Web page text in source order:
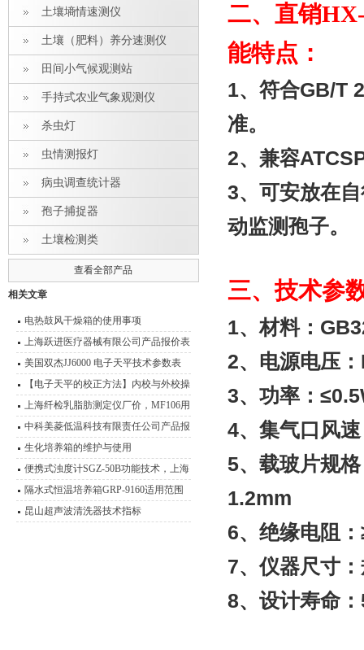
土壤墒情速测仪
土壤（肥料）养分速测仪
田间小气候观测站
手持式农业气象观测仪
杀虫灯
虫情测报灯
病虫调查统计器
孢子捕捉器
土壤检测类
查看全部产品
相关文章
电热鼓风干燥箱的使用事项
上海跃进医疗器械有限公司产品报价表
美国双杰JJ6000 电子天平技术参数表
分析天平
【电子天平的校正方法】内校与外校操
作流程介绍
上海纤检乳脂肪测定仪厂价，MF106用
途说明书
中科美菱低温科技有限责任公司产品报
价表（2011年）
生化培养箱的维护与使用
便携式浊度计SGZ-50B功能技术，上海
悦丰浊度仪应用范围
隔水式恒温培养箱GRP-9160适用范围
昆山超声波清洗器技术指标
二、 直销
能特点：
1、符合GB/T
准。
2、兼容
3、可安放在
动监测孢子。
三、技术参
1、材料：
2、电源电压
3、功率：
4、集气口风
5、载玻片规
1.2mm
6、绝缘电阻
7、仪器尺寸
8、设计寿命